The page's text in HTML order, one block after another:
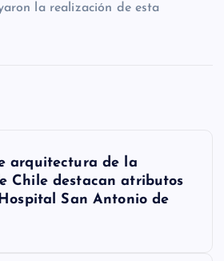
la realización de esta
arquitectura de la
Chile destacan atributos
San Antonio de